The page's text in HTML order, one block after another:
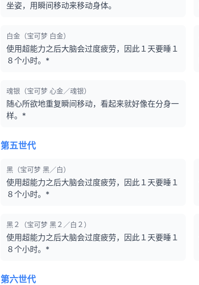
坐姿，用瞬间移动来移动身体。
白金（宝可梦 白金）
使用超能力之后大脑会过度疲劳，因此１天要睡１
８个小时。*
魂银（宝可梦 心金／魂银）
随心所欲地重复瞬间移动，看起来就好像在分身一
样。*
第五世代
黑（宝可梦 黑／白）
使用超能力之后大脑会过度疲劳，因此１天要睡１
８个小时。*
黑２（宝可梦 黑２／白２）
使用超能力之后大脑会过度疲劳，因此１天要睡１
８个小时。*
第六世代